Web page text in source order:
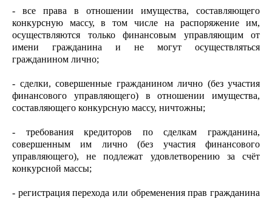
- все права в отношении имущества, составляющего
конкурсную массу, в том числе на распоряжение им,
осуществляются только финансовым управляющим от
имени гражданина и не могут осуществляться
гражданином лично;
- сделки, совершенные гражданином лично (без участия
финансового управляющего) в отношении имущества,
составляющего конкурсную массу, ничтожны;
- требования кредиторов по сделкам гражданина,
совершенным им лично (без участия финансового
управляющего), не подлежат удовлетворению за счёт
конкурсной массы;
- регистрация перехода или обременения прав гражданина